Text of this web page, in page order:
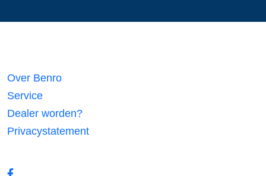
Over Benro
Service
Dealer worden?
Privacystatement